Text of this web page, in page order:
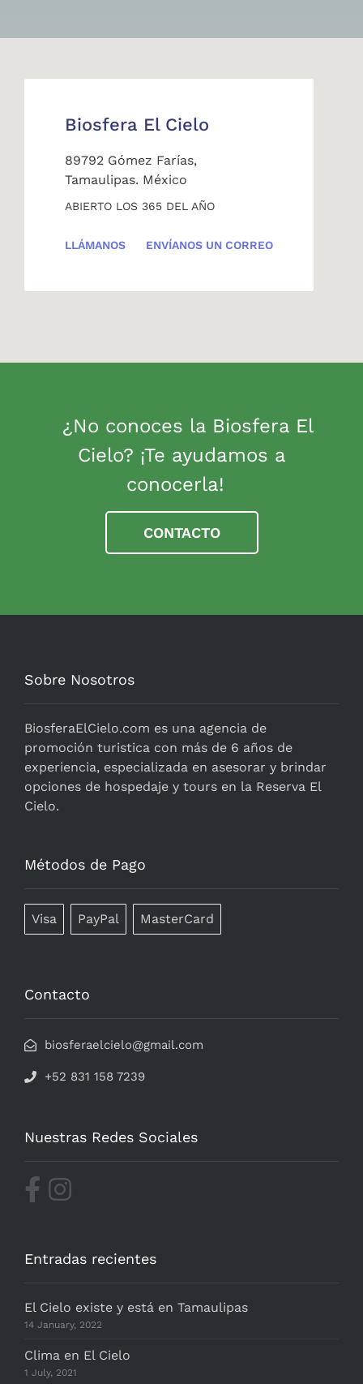
Biosfera El Cielo
89792 Gómez Farías,
Tamaulipas. México
ABIERTO LOS 365 DEL AÑO
LLÁMANOS ENVÍANOS UN CORREO
¿No conoces la Biosfera El
Cielo? ¡Te ayudamos a
conocerla!
CONTACTO
Sobre Nosotros
BiosferaElCielo.com es una agencia de
promoción turistica con más de 6 años de
experiencia, especializada en asesorar y brindar
opciones de hospedaje y tours en la Reserva El
Cielo.
Métodos de Pago
Visa PayPal MasterCard
Contacto
biosferaelcielo@gmail.com
+52 831 158 7239
Nuestras Redes Sociales
Entradas recientes
El Cielo existe y está en Tamaulipas
14 January, 2022
Clima en El Cielo
1 July, 2021